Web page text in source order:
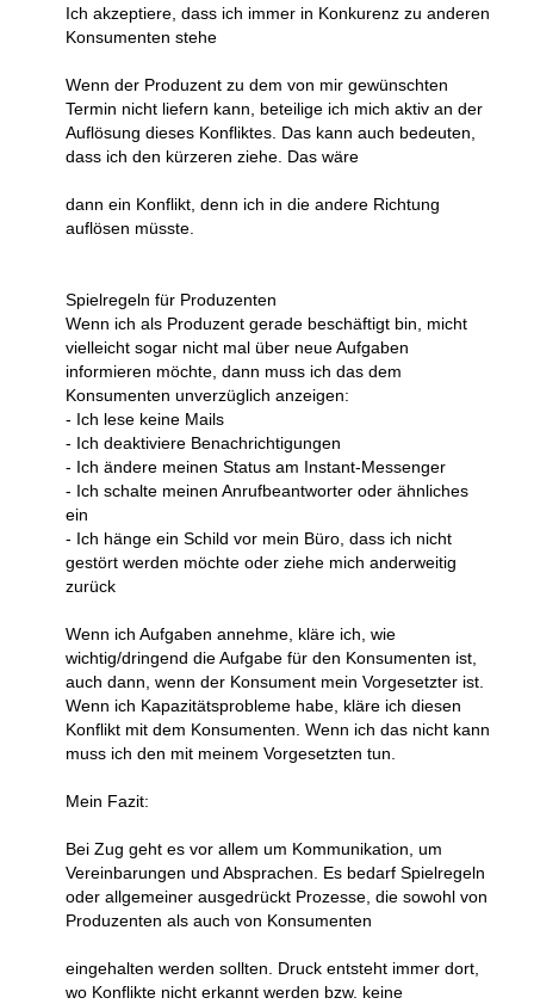
Ich akzeptiere, dass ich immer in Konkurenz zu anderen
Konsumenten stehe
Wenn der Produzent zu dem von mir gewünschten
Termin nicht liefern kann, beteilige ich mich aktiv an der
Auflösung dieses Konfliktes. Das kann auch bedeuten,
dass ich den kürzeren ziehe. Das wäre
dann ein Konflikt, denn ich in die andere Richtung
auflösen müsste.
Spielregeln für Produzenten
Wenn ich als Produzent gerade beschäftigt bin, micht
vielleicht sogar nicht mal über neue Aufgaben
informieren möchte, dann muss ich das dem
Konsumenten unverzüglich anzeigen:
- Ich lese keine Mails
- Ich deaktiviere Benachrichtigungen
- Ich ändere meinen Status am Instant-Messenger
- Ich schalte meinen Anrufbeantworter oder ähnliches
ein
- Ich hänge ein Schild vor mein Büro, dass ich nicht
gestört werden möchte oder ziehe mich anderweitig
zurück
Wenn ich Aufgaben annehme, kläre ich, wie
wichtig/dringend die Aufgabe für den Konsumenten ist,
auch dann, wenn der Konsument mein Vorgesetzter ist.
Wenn ich Kapazitätsprobleme habe, kläre ich diesen
Konflikt mit dem Konsumenten. Wenn ich das nicht kann
muss ich den mit meinem Vorgesetzten tun.
Mein Fazit:
Bei Zug geht es vor allem um Kommunikation, um
Vereinbarungen und Absprachen. Es bedarf Spielregeln
oder allgemeiner ausgedrückt Prozesse, die sowohl von
Produzenten als auch von Konsumenten
eingehalten werden sollten. Druck entsteht immer dort,
wo Konflikte nicht erkannt werden bzw. keine